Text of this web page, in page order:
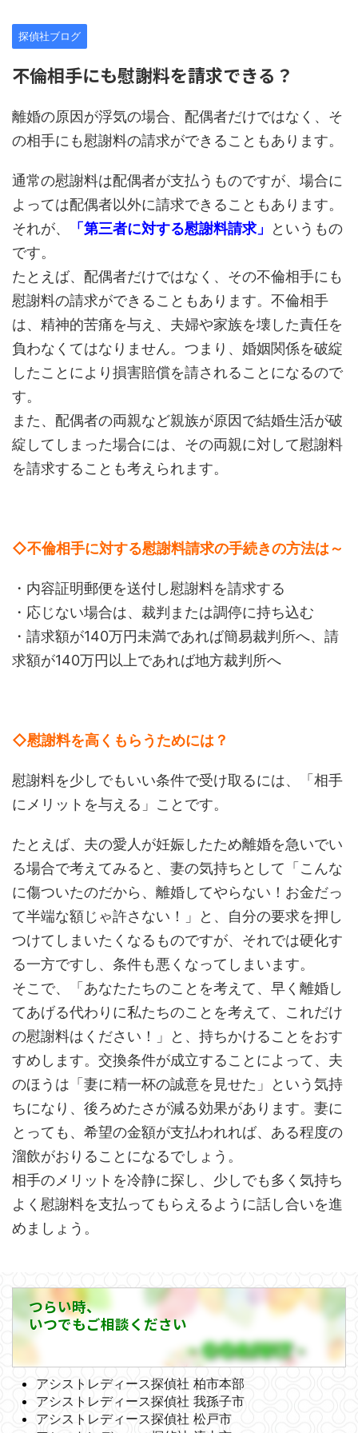
探偵社ブログ
不倫相手にも慰謝料を請求できる？
離婚の原因が浮気の場合、配偶者だけではなく、そ
の相手にも慰謝料の請求ができることもあります。
通常の慰謝料は配偶者が支払うものですが、場合に
よっては配偶者以外に請求できることもあります。
それが、
「第三者に対する慰謝料請求」
というもの
です。
たとえば、配偶者だけではなく、その不倫相手にも
慰謝料の請求ができることもあります。不倫相手
は、精神的苦痛を与え、夫婦や家族を壊した責任を
負わなくてはなりません。つまり、婚姻関係を破綻
したことにより損害賠償を請されることになるので
す。
また、配偶者の両親など親族が原因で結婚生活が破
綻してしまった場合には、その両親に対して慰謝料
を請求することも考えられます。
◇不倫相手に対する慰謝料請求の手続きの方法は～
・内容証明郵便を送付し慰謝料を請求する
・応じない場合は、裁判または調停に持ち込む
・請求額が140万円未満であれば簡易裁判所へ、請
求額が140万円以上であれば地方裁判所へ
◇慰謝料を高くもらうためには？
慰謝料を少しでもいい条件で受け取るには、「相手
にメリットを与える」ことです。
たとえば、夫の愛人が妊娠したため離婚を急いでい
る場合で考えてみると、妻の気持ちとして「こんな
に傷ついたのだから、離婚してやらない！お金だっ
て半端な額じゃ許さない！」と、自分の要求を押し
つけてしまいたくなるものですが、それでは硬化す
る一方ですし、条件も悪くなってしまいます。
そこで、「あなたたちのことを考えて、早く離婚し
てあげる代わりに私たちのことを考えて、これだけ
の慰謝料はください！」と、持ちかけることをおす
すめします。交換条件が成立することによって、夫
のほうは「妻に精一杯の誠意を見せた」という気持
ちになり、後ろめたさが減る効果があります。妻に
とっても、希望の金額が支払われれば、ある程度の
溜飲がおりることになるでしょう。
相手のメリットを冷静に探し、少しでも多く気持ち
よく慰謝料を支払ってもらえるように話し合いを進
めましょう。
つらい時、
いつでもご相談ください
アシストレディース探偵社 柏市本部
アシストレディース探偵社 我孫子市
アシストレディース探偵社 松戸市